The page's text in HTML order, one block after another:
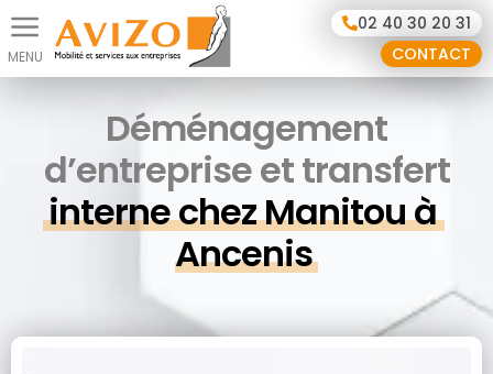
02 40 30 20 31
CONTACT
Déménagement
d’entreprise et transfert
interne chez Manitou à
Ancenis
Panneau de gestion des cookies